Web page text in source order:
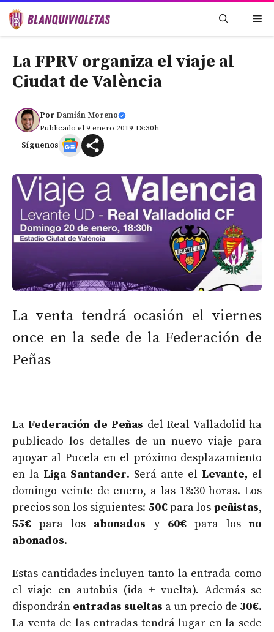
Saltar
La FPRV organiza el viaje al
Ciudat de València
Por Damián Moreno
Publicado el 9 enero 2019 18:30h
Síguenos
La venta tendrá ocasión el viernes
once en la sede de la Federación de
Peñas
La Federación de Peñas del Real Valladolid ha
publicado los detalles de un nuevo viaje para
apoyar al Pucela en el próximo desplazamiento
en la Liga Santander. Será ante el Levante, el
domingo veinte de enero, a las 18:30 horas. Los
precios son los siguientes: 50€para los peñistas,
55€ para los abonados y60€para losno
abonados.
Estas cantidades incluyen tanto la entrada como
el viaje en autobús (ida + vuelta). Además se
dispondrán entradas sueltas a un precio de 30€.
La venta de las entradas tendrá lugar en la sede